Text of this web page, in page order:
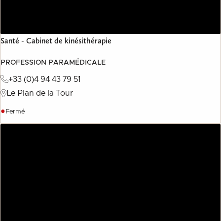
Santé - Cabinet de kinésithérapie
PROFESSION PARAMÉDICALE
+33 (0)4 94 43 79 51
Le Plan de la Tour
● Fermé